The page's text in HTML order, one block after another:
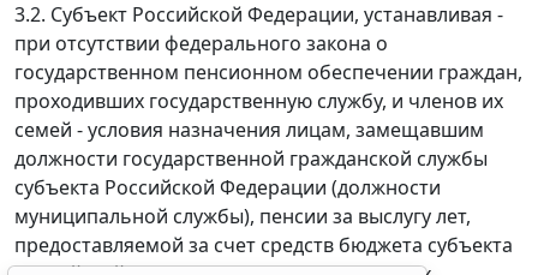
3.2. Субъект Российской Федерации, устанавливая -
при отсутствии федерального закона о
государственном пенсионном обеспечении граждан,
проходивших государственную службу, и членов их
семей - условия назначения лицам, замещавшим
должности государственной гражданской службы
субъекта Российской Федерации (должности
муниципальной службы), пенсии за выслугу лет,
предоставляемой за счет средств бюджета субъекта